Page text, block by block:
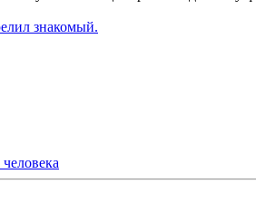
знакомый.